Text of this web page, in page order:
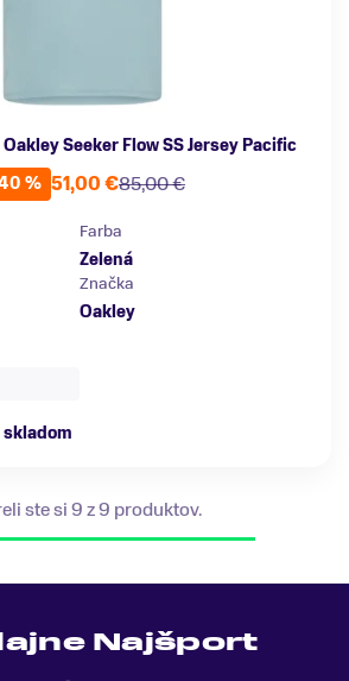
Seeker Flow SS Jersey Pacific
%
85,00 €
51,00 €
Farba
Zelená
Značka
Oakley
ste si 9 z 9 produktov.
Najšport